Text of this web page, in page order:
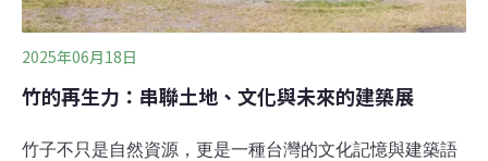
2025年06月18日
竹的再生力：串聯土地、文化與未來的建築展
竹子不只是自然資源，更是一種台灣的文化記憶與建築語